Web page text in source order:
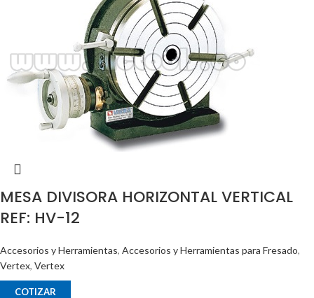
MESA DIVISORA HORIZONTAL VERTICAL
REF: HV-12
Accesorios y Herramientas, Accesorios y Herramientas para Fresado,
Vertex, Vertex
COTIZAR